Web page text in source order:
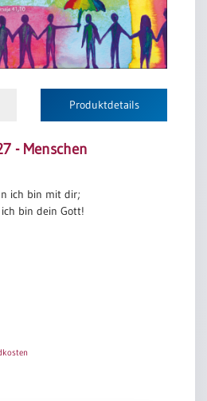
Produktdetails
- Menschen
ich bin mit dir;
bin dein Gott!